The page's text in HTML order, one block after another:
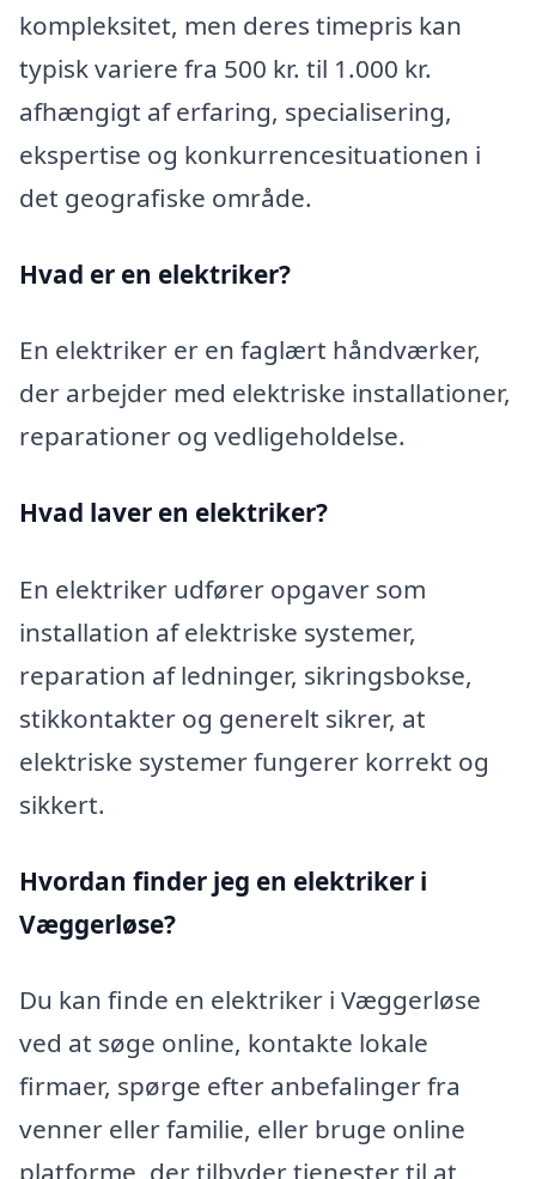
kompleksitet, men deres timepris kan
typisk variere fra 500 kr. til 1.000 kr.
afhængigt af erfaring, specialisering,
ekspertise og konkurrencesituationen i
det geografiske område.
Hvad er en elektriker?
En elektriker er en faglært håndværker,
der arbejder med elektriske installationer,
reparationer og vedligeholdelse.
Hvad laver en elektriker?
En elektriker udfører opgaver som
installation af elektriske systemer,
reparation af ledninger, sikringsbokse,
stikkontakter og generelt sikrer, at
elektriske systemer fungerer korrekt og
sikkert.
Hvordan finder jeg en elektriker i
Væggerløse?
Du kan finde en elektriker i Væggerløse
ved at søge online, kontakte lokale
firmaer, spørge efter anbefalinger fra
venner eller familie, eller bruge online
platforme, der tilbyder tjenester til at